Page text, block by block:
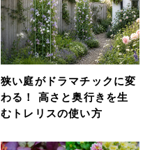
狭い庭がドラマチックに変
わる！ 高さと奥行きを生
むトレリスの使い方